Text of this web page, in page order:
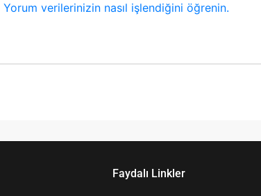
Yorum verilerinizin nasıl işlendiğini öğrenin.
Faydalı Linkler